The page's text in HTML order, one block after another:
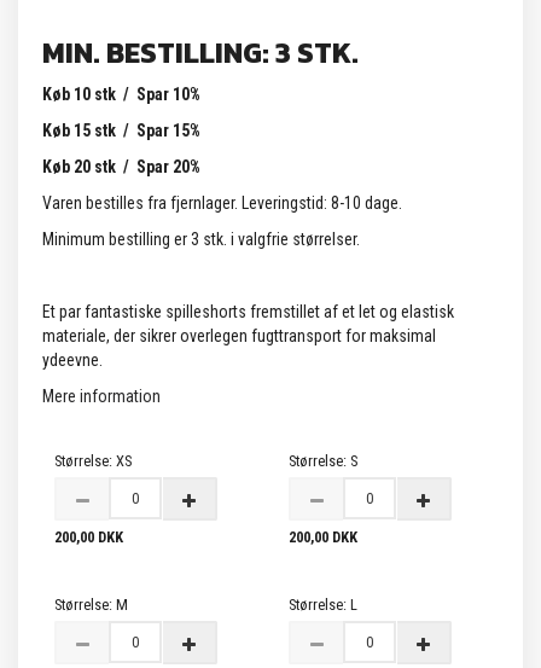
MIN. BESTILLING: 3 STK.
Køb 10 stk / Spar 10%
Køb 15 stk / Spar 15%
Køb 20 stk / Spar 20%
Varen bestilles fra fjernlager. Leveringstid: 8-10 dage.
Minimum bestilling er 3 stk. i valgfrie størrelser.
Et par fantastiske spilleshorts fremstillet af et let og elastisk
materiale, der sikrer overlegen fugttransport for maksimal
ydeevne.
Mere information
Størrelse: XS
200,00 DKK
Størrelse: S
200,00 DKK
Størrelse: M Størrelse: L